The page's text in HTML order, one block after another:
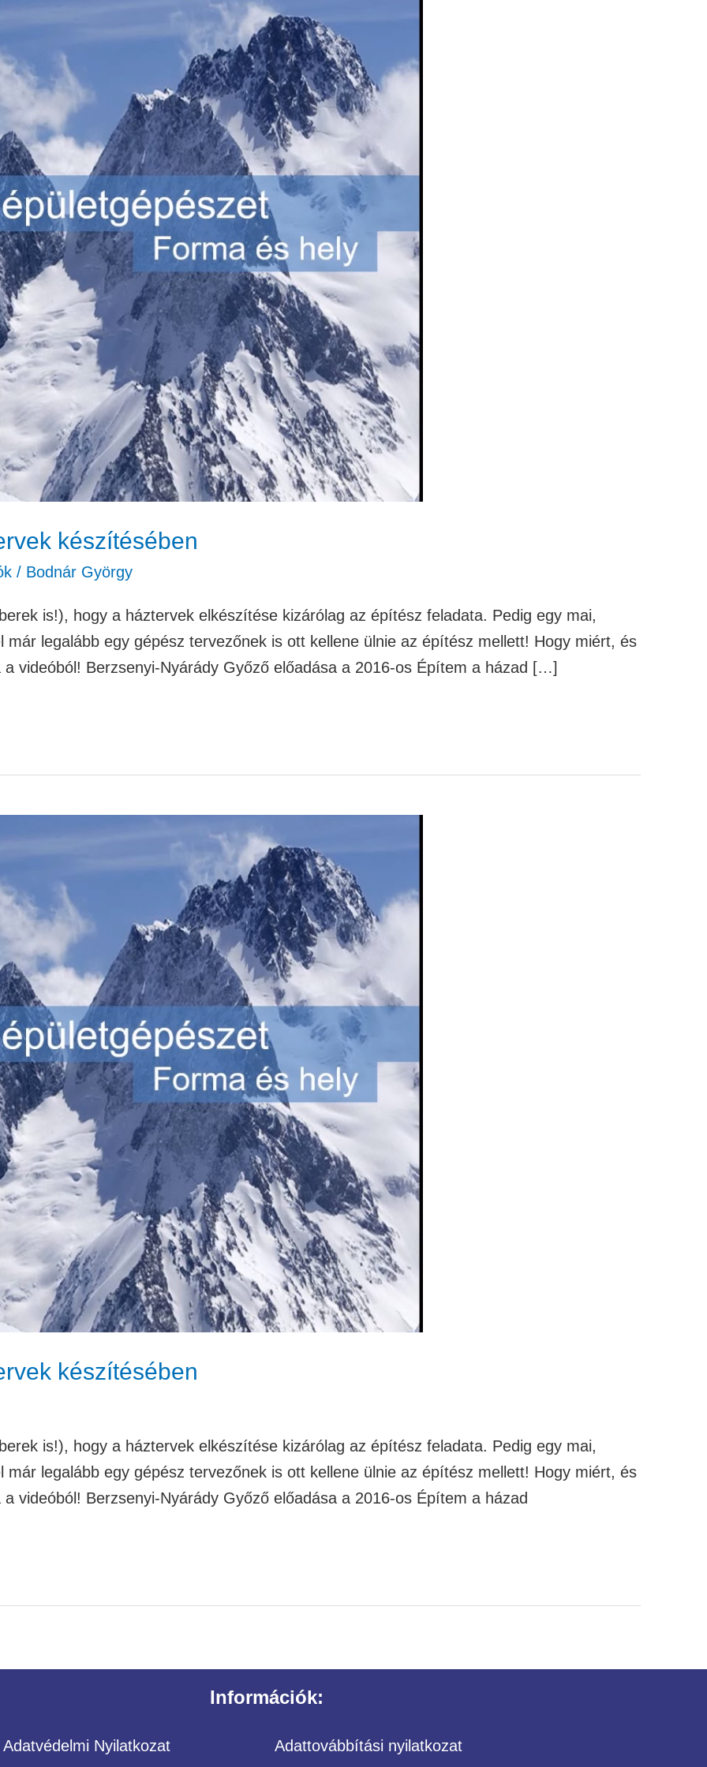
készítésében
/ Bodnár György
is!), hogy a háztervek elkészítése kizárólag az építész feladata. Pedig egy mai,
legalább egy gépész tervezőnek is ott kellene ülnie az építész mellett! Hogy miért, és
videóból! Berzsenyi-Nyárády Győző előadása a 2016-os Építem a házad […]
készítésében
is!), hogy a háztervek elkészítése kizárólag az építész feladata. Pedig egy mai,
legalább egy gépész tervezőnek is ott kellene ülnie az építész mellett! Hogy miért, és
videóból! Berzsenyi-Nyárády Győző előadása a 2016-os Építem a házad
Információk:
Adatvédelmi Nyilatkozat Adattovábbítási nyilatkozat